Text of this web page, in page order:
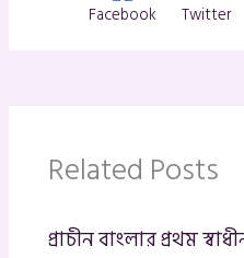
Facebook Twitter
Related Posts
প্রাচীন বাংলার প্রথম